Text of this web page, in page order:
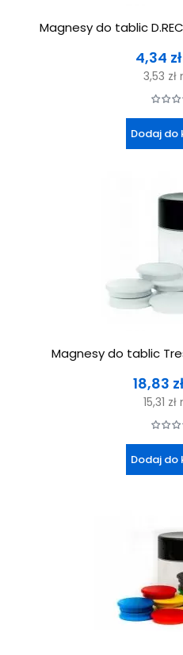
Magnesy do tablic
Cena
4,34 zł
3,53 zł
Dodaj do
Magnesy do tablic
Cena
18,83 zł
15,31 zł
Dodaj do